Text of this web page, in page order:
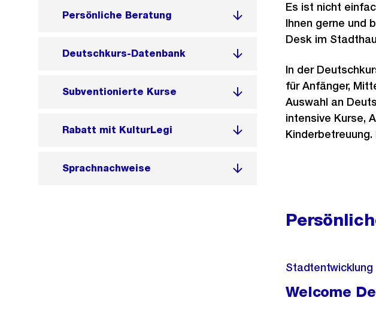
Persönliche Beratung
Deutschkurs-Datenbank
Subventionierte Kurse
Rabatt mit KulturLegi
Sprachnachweise
Es ist nicht
Ihnen gerne und
Desk im
In der
für Anfänger,
Auswahl an
intensive Kurse,
Stadtentwicklung
Welcome